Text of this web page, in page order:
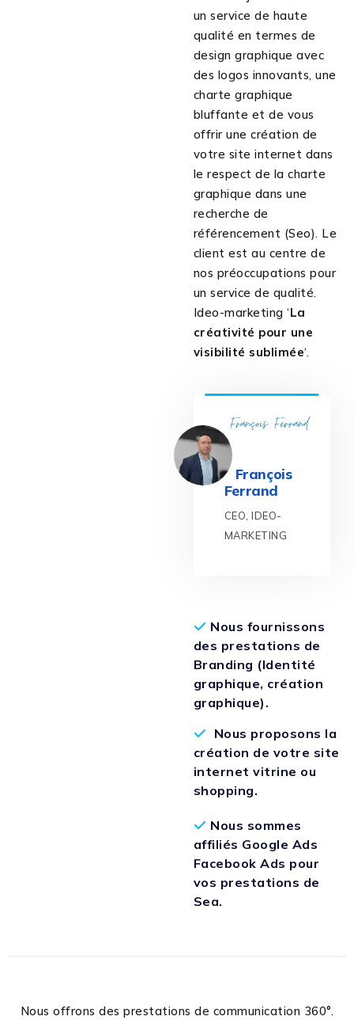
un service de haute
qualité en termes de
design graphique avec
des logos innovants, une
charte graphique
bluffante et de vous
offrir une création de
votre site internet dans
le respect de la charte
graphique dans une
recherche de
référencement (Seo). Le
client est au centre de
nos préoccupations pour
un service de qualité.
Ideo-marketing ‘La
créativité pour une
visibilité sublimée‘.
François
Ferrand
CEO, IDEO-
MARKETING
Nous fournissons
des prestations de
Branding (Identité
graphique, création
graphique).
Nous proposons la
création de votre site
internet vitrine ou
shopping.
Nous sommes
affiliés Google Ads
Facebook Ads pour
vos prestations de
Sea.
Nous offrons des prestations de communication 360°.